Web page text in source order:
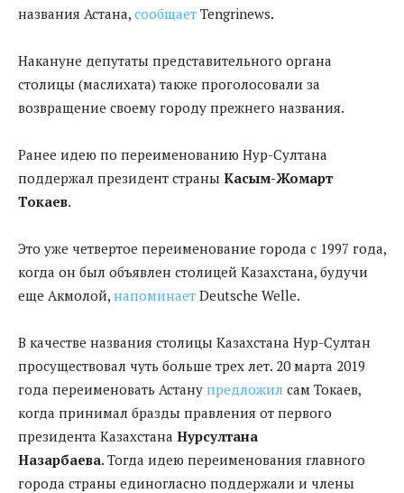
названия Астана, сообщает Tengrinews.
Накануне депутаты представительного органа
столицы (маслихата) также проголосовали за
возвращение своему городу прежнего названия.
Ранее идею по переименованию Нур-Султана
поддержал президент страны Касым-Жомарт
Токаев.
Это уже четвертое переименование города с 1997 года,
когда он был объявлен столицей Казахстана, будучи
еще Акмолой, напоминает Deutsche Welle.
В качестве названия столицы Казахстана Нур-Султан
просуществовал чуть больше трех лет. 20 марта 2019
года переименовать Астану предложил сам Токаев,
когда принимал бразды правления от первого
президента Казахстана Нурсултана
Назарбаева. Тогда идею переименования главного
города страны единогласно поддержали и члены